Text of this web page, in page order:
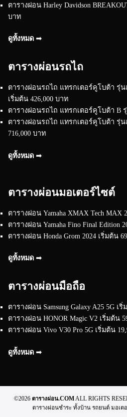
ตารางผ่อน Harley Davidson
บาท
ดูทั้งหมด ➟
ตารางผ่อนรถไถ
ตารางผ่อนรถไถ แทรกเตอร์คูโบต้า รุ่น
เริ่มต้น 426,000 บาท
ตารางผ่อนรถไถ แทรกเตอร์คูโบต้า B
ตารางผ่อนรถไถ แทรกเตอร์คูโบต้า รุ่น
716,000 บาท
ดูทั้งหมด ➟
ตารางผ่อนมอเตอร์ไซต์
ตารางผ่อน Yamaha XMAX Tech MAX
ตารางผ่อน Yamaha Fino Final Edition
ตารางผ่อน Honda Grom 2024 เริ่มต้น
ดูทั้งหมด ➟
ตารางผ่อนมือถือ
ตารางผ่อน Samsung Galaxy A25 5G เ
ตารางผ่อน HONOR Magic V2 เริ่มต้น
ตารางผ่อน Vivo V30 Pro 5G เริ่มต้น
ดูทั้งหมด ➟
©2026 ตารางผ่อน.COM ALL RIGHTS
ตารางผ่อนชำระ ทั้งบ้าน รถยนต์ มอเ